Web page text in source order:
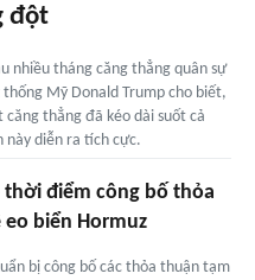
đột
nhiều tháng căng thẳng quân sự
Mỹ Donald Trump cho biết,
thẳng đã kéo dài suốt cả
này diễn ra tích cực.
thời điểm công bố thỏa
biển Hormuz
bị công bố các thỏa thuận tạm